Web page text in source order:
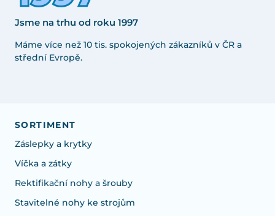
Jsme na trhu od roku 1997
Máme více než 10 tis. spokojených zákazníků v ČR a
střední Evropě.
SORTIMENT
Záslepky a krytky
Víčka a zátky
Rektifikační nohy a šrouby
Stavitelné nohy ke strojům